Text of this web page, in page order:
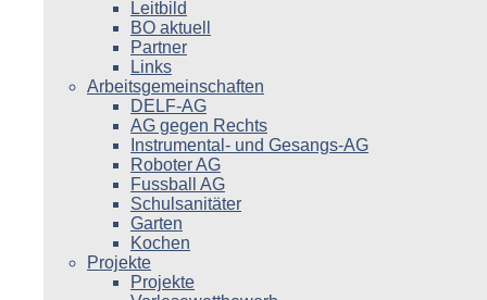
Leitbild
BO aktuell
Partner
Links
Arbeitsgemeinschaften
DELF-AG
AG gegen Rechts
Instrumental- und Gesangs-AG
Roboter AG
Fussball AG
Schulsanitäter
Garten
Kochen
Projekte
Projekte